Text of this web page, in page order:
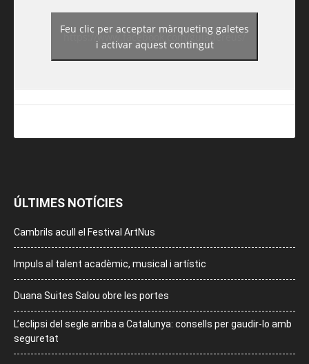
https://www.facebook.com/guiadereus/
Feu clic per acceptar màrqueting galetes
i activar aquest contingut
ÚLTIMES NOTÍCIES
Cambrils acull el Festival ArtNus
Impuls al talent acadèmic, musical i artístic
Duana Suites Salou obre les portes
L’eclipsi del segle arriba a Catalunya: consells per gaudir-lo amb
seguretat